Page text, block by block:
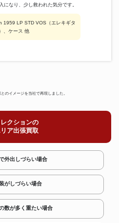
になり、少し救われた気分です。
LP STD VOS（エレキギタ
、ケース 他
のイメージを当社で再現しました。
クションの
ア出張買取
外出しづらい場合
がしづらい場合
数が多く重たい場合